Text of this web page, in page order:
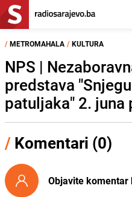
/ METROMAHALA / KULTURA
NPS |
predstava
patuljaka" 2. juna
/ Komentari (0)
Objavite